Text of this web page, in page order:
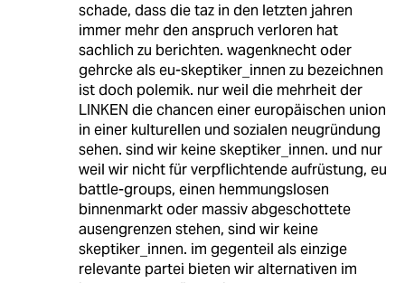
schade, dass die taz in den letzten jahren
immer mehr den anspruch verloren hat
sachlich zu berichten. wagenknecht oder
gehrcke als eu-skeptiker_innen zu bezeichnen
ist doch polemik. nur weil die mehrheit der
LINKEN die chancen einer europäischen union
in einer kulturellen und sozialen neugründung
sehen. sind wir keine skeptiker_innen. und nur
weil wir nicht für verpflichtende aufrüstung, eu
battle-groups, einen hemmungslosen
binnenmarkt oder massiv abgeschottete
ausengrenzen stehen, sind wir keine
skeptiker_innen. im gegenteil als einzige
relevante partei bieten wir alternativen im